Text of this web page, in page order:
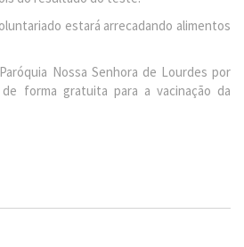
estará arrecadando alimentos
Nossa Senhora de Lourdes por
forma gratuita para a vacinação da